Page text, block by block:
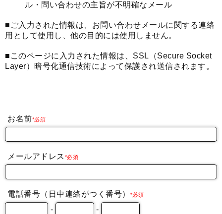
ル・問い合わせの主旨が不明確なメール
■ご入力された情報は、お問い合わせメールに関する連絡
用として使用し、他の目的には使用しません。
■このページに入力された情報は、SSL（Secure Socket
Layer）暗号化通信技術によって保護され送信されます。
お名前*必須
メールアドレス *必須
電話番号（日中連絡がつく番号） *必須
- -